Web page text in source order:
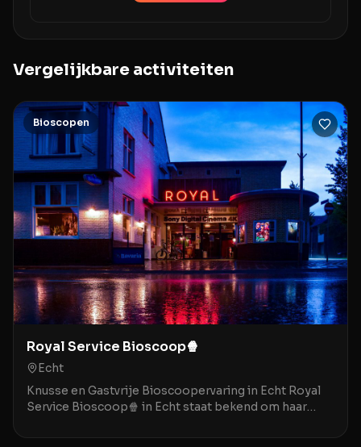
Vergelijkbare activiteiten
Bioscopen
Royal Service Bioscoop🍿
Echt
Knusse en Gastvrije Bioscoopervaring in Echt Royal
Service Bioscoop🍿 in Echt staat bekend om haar